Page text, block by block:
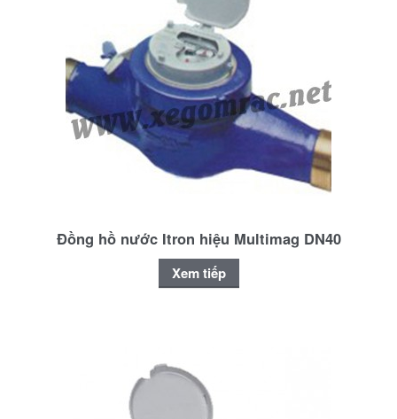
Đồng hồ nước Itron hiệu Multimag DN40
Xem tiếp